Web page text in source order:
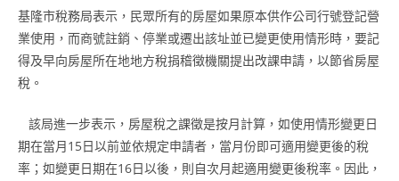
基隆市稅務局表示，民眾所有的房屋如果原本供作公司行號登記營
業使用，而商號註銷、停業或遷出該址並已變更使用情形時，要記
得及早向房屋所在地地方稅捐稽徵機關提出改課申請，以節省房屋
稅。
該局進一步表示，房屋稅之課徵是按月計算，如使用情形變更日
期在當月15日以前並依規定申請者，當月份即可適用變更後的稅
率；如變更日期在16日以後，則自次月起適用變更後稅率。因此，